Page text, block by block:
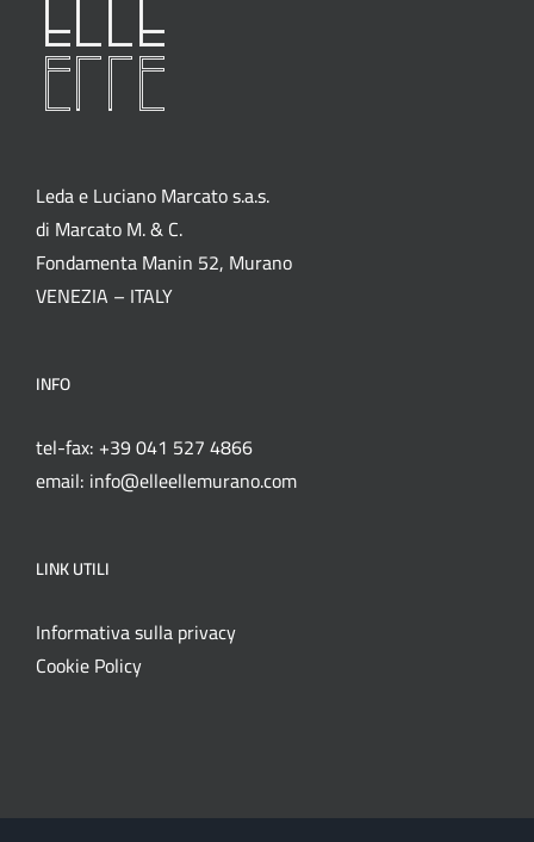
Leda e Luciano Marcato s.a.s.
di Marcato M. & C.
Fondamenta Manin 52, Murano
VENEZIA – ITALY
INFO
tel-fax: +39 041 527 4866
email: info@elleellemurano.com
LINK UTILI
Informativa sulla privacy
Cookie Policy